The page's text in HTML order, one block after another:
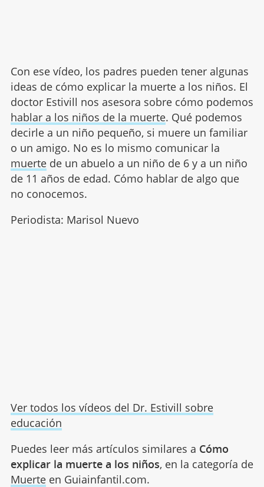
Con ese vídeo, los padres pueden tener algunas
ideas de cómo explicar la muerte a los niños. El
doctor Estivill nos asesora sobre cómo podemos
hablar a los niños de la muerte. Qué podemos
decirle a un niño pequeño, si muere un familiar
o un amigo. No es lo mismo comunicar la
muertede un abuelo a un niño de 6 y a un niño
de 11 años de edad. Cómo hablar de algo que
no conocemos.
Periodista: Marisol Nuevo
Ver todos los vídeos del Dr. Estivill sobre
educación
Puedes leer más artículos similares a Cómo
explicar la muerte a los niños, en la categoría de
Muerteen Guiainfantil.com.